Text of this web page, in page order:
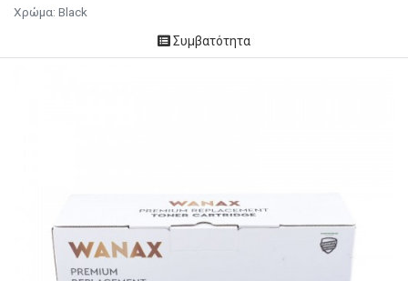
Χρώμα: Black
Συμβατότητα